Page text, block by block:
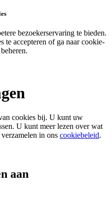
bezoekerservaring te bieden.
te accepteren of ga naar cookie-
cookies bij. U kunt uw
U kunt meer lezen over wat
in ons cookiebeleid.
aan